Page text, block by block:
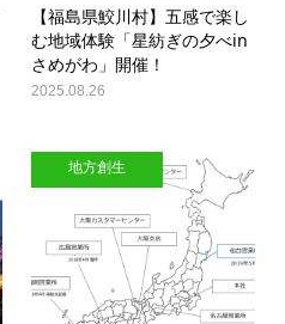
【福島県鮫川村】五感で楽し
む地域体験「星紡ぎの夕べin
さめがわ」開催！
2025.08.26
地方創生